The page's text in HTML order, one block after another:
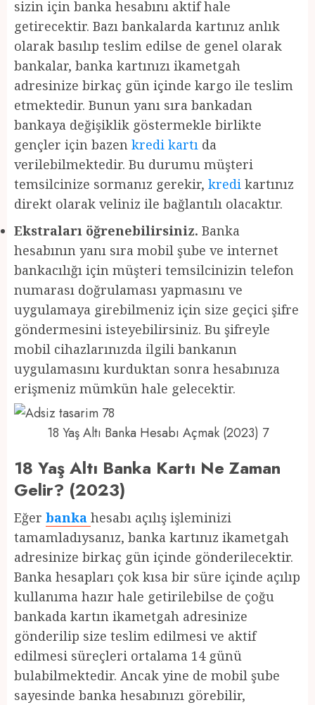
sizin için banka hesabını aktif hale
getirecektir. Bazı bankalarda kartınız anlık
olarak basılıp teslim edilse de genel olarak
bankalar, banka kartınızı ikametgah
adresinize birkaç gün içinde kargo ile teslim
etmektedir. Bunun yanı sıra bankadan
bankaya değişiklik göstermekle birlikte
gençler için bazen kredi kartı da
verilebilmektedir. Bu durumu müşteri
temsilcinize sormanız gerekir, kredi kartınız
direkt olarak veliniz ile bağlantılı olacaktır.
Ekstraları öğrenebilirsiniz. Banka
hesabının yanı sıra mobil şube ve internet
bankacılığı için müşteri temsilcinizin telefon
numarası doğrulaması yapmasını ve
uygulamaya girebilmeniz için size geçici şifre
göndermesini isteyebilirsiniz. Bu şifreyle
mobil cihazlarınızda ilgili bankanın
uygulamasını kurduktan sonra hesabınıza
erişmeniz mümkün hale gelecektir.
18 Yaş Altı Banka Hesabı Açmak (2023) 7
18 Yaş Altı Banka Kartı Ne Zaman
Gelir? (2023)
Eğer banka hesabı açılış işleminizi
tamamladıysanız, banka kartınız ikametgah
adresinize birkaç gün içinde gönderilecektir.
Banka hesapları çok kısa bir süre içinde açılıp
kullanıma hazır hale getirilebilse de çoğu
bankada kartın ikametgah adresinize
gönderilip size teslim edilmesi ve aktif
edilmesi süreçleri ortalama 14 günü
bulabilmektedir. Ancak yine de mobil şube
sayesinde banka hesabınızı görebilir,